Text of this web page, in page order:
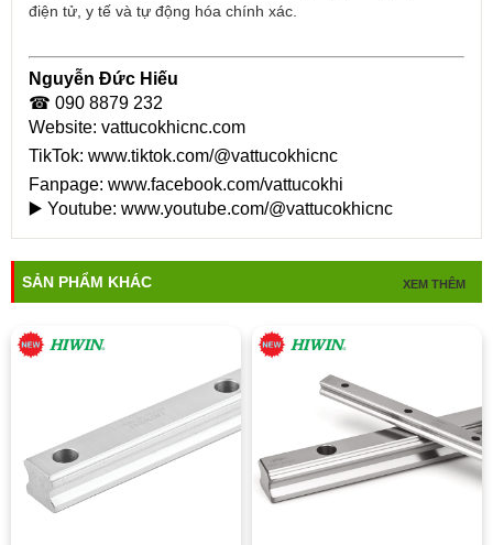
điện tử, y tế và tự động hóa chính xác.
Nguyễn Đức Hiếu
☎ 090 8879 232
Website: vattucokhicnc.com
TikTok: www.tiktok.com/@vattucokhicnc
Fanpage: www.facebook.com/vattucokhi
▶️ Youtube: www.youtube.com/@vattucokhicnc
SẢN PHẨM KHÁC XEM THÊM